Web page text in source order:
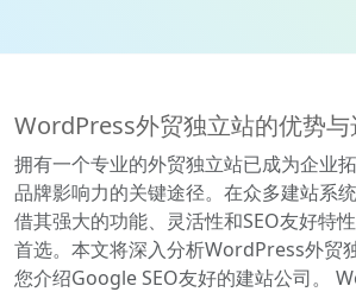
WordPress外贸独立站的优势与
拥有一个专业的外贸独立站已成为企业
品牌影响力的关键途径。在众多建站系
借其强大的功能、灵活性和SEO友好特
首选。本文将深入分析WordPress外贸
您介绍Google SEO友好的建站公司。